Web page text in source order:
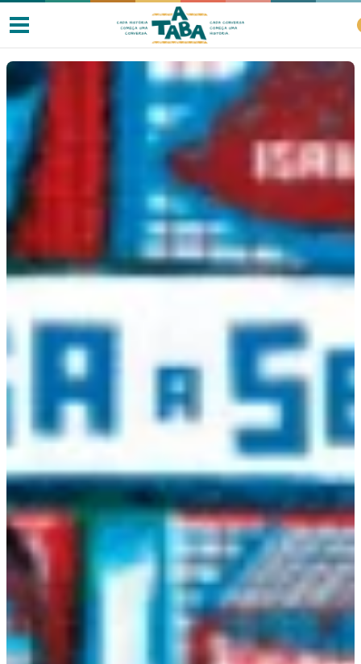
Resenhas
Clube de Leitores
Listas
Como ler?
Na família
Conteúdos
Colecionáveis
Cursos On line
E-Books